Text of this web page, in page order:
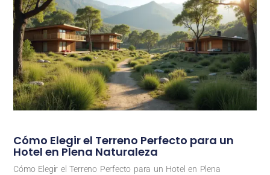
Cómo Elegir el Terreno Perfecto para un
Hotel en Plena Naturaleza
Cómo Elegir el Terreno Perfecto para un Hotel en Plena